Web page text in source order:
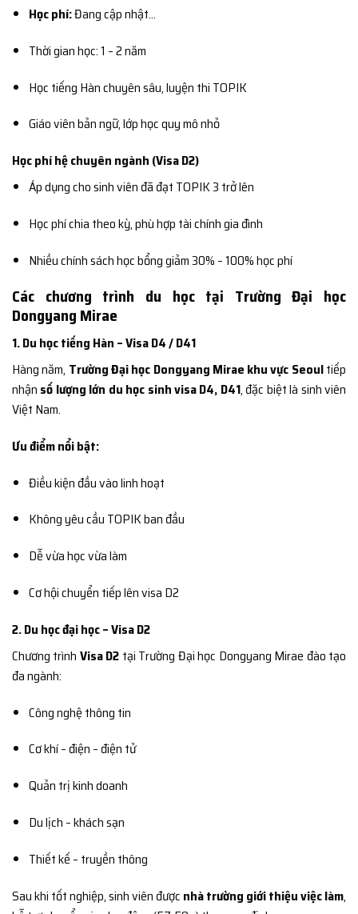
Học phí:Đang cập nhật…
Thời gian học: 1 – 2 năm
Học tiếng Hàn chuyên sâu, luyện thi TOPIK
Giáo viên bản ngữ, lớp học quy mô nhỏ
Học phí hệ chuyên ngành (Visa D2)
Áp dụng cho sinh viên đã đạt TOPIK 3 trở lên
Học phí chia theo kỳ, phù hợp tài chính gia đình
Nhiều chính sách học bổng giảm 30% – 100% học phí
Các chương trình du học tại Trường Đại học
Dongyang Mirae
1. Du học tiếng Hàn – Visa D4 / D41
Hàng năm, Trường Đại học Dongyang Mirae khu vực Seoultiếp
nhận số lượng lớn du học sinh visa D4, D41, đặc biệt là sinh viên
Việt Nam.
Ưu điểm nổi bật:
Điều kiện đầu vào linh hoạt
Không yêu cầu TOPIK ban đầu
Dễ vừa học vừa làm
Cơ hội chuyển tiếp lên visa D2
2. Du học đại học – Visa D2
Chương trình Visa D2 tại Trường Đại học Dongyang Mirae đào tạo
đa ngành:
Công nghệ thông tin
Cơ khí – điện – điện tử
Quản trị kinh doanh
Du lịch – khách sạn
Thiết kế – truyền thông
Sau khi tốt nghiệp, sinh viên được nhà trường giới thiệu việc làm,